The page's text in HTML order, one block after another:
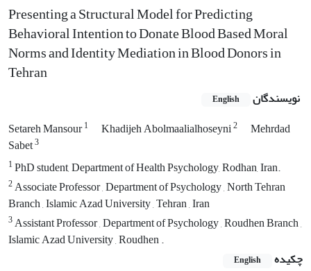
Presenting a Structural Model for Predicting
Behavioral Intention to Donate Blood Based Moral
Norms and Identity Mediation in Blood Donors in
Tehran
نویسندگان English
Setareh Mansour1 Khadijeh Abolmaalialhoseyni2
Mehrdad
Sabet3
1PhD student, Department of Health Psychology, Rodhan, Iran.
2Associate Professor , Department of Psychology , North Tehran
Branch , Islamic Azad University , Tehran , Iran
3Assistant Professor , Department of Psychology , Roudhen Branch ,
Islamic Azad University , Roudhen .
چکیده
English